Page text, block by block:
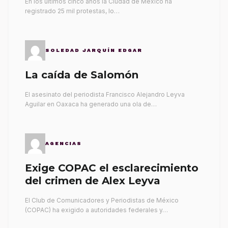
registrado 25 mil protestas, lo…
SOLEDAD JARQUÍN EDGAR
La caída de Salomón
El asesinato del periodista Francisco Alejandro Leyva
Aguilar en Oaxaca ha generado una ola de…
AGENCIAS
Exige COPAC el esclarecimiento
del crimen de Alex Leyva
El Club de Comunicadores y Periodistas de México
(COPAC) ha exigido a autoridades federales y…